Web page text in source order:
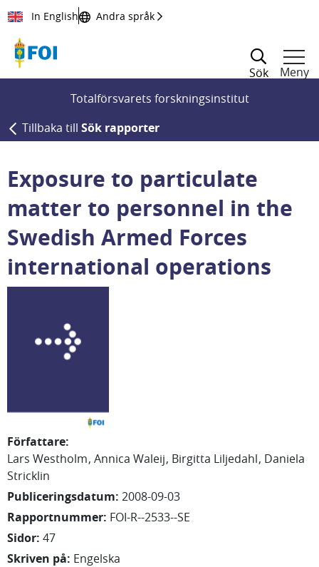
Till innehållet
In English Andra språk
Sök
Meny
Totalförsvarets forskningsinstitut
Tillbaka till Sök rapporter
Exposure to particulate
matter to personnel in the
Swedish Armed Forces
international operations
Författare:
Lars Westholm Annica Waleij Birgitta Liljedahl Daniela
Stricklin
Publiceringsdatum: 2008-09-03
Rapportnummer: FOI-R--2533--SE
Sidor: 47
Skriven på: Engelska